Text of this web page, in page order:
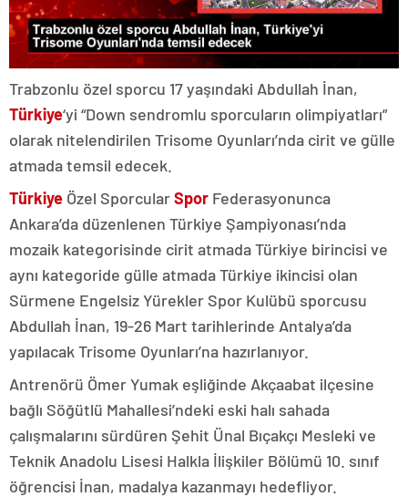
Trabzonlu özel sporcu 17 yaşındaki Abdullah İnan,
Türkiye‘yi “Down sendromlu sporcuların olimpiyatları”
olarak nitelendirilen Trisome Oyunları’nda cirit ve gülle
atmada temsil edecek.
Türkiye Özel SporcularSpor Federasyonunca
Ankara’da düzenlenen Türkiye Şampiyonası’nda
mozaik kategorisinde cirit atmada Türkiye birincisi ve
aynı kategoride gülle atmada Türkiye ikincisi olan
Sürmene Engelsiz Yürekler Spor Kulübü sporcusu
Abdullah İnan, 19-26 Mart tarihlerinde Antalya’da
yapılacak Trisome Oyunları’na hazırlanıyor.
Antrenörü Ömer Yumak eşliğinde Akçaabat ilçesine
bağlı Söğütlü Mahallesi’ndeki eski halı sahada
çalışmalarını sürdüren Şehit Ünal Bıçakçı Mesleki ve
Teknik Anadolu Lisesi Halkla İlişkiler Bölümü 10. sınıf
öğrencisi İnan, madalya kazanmayı hedefliyor.